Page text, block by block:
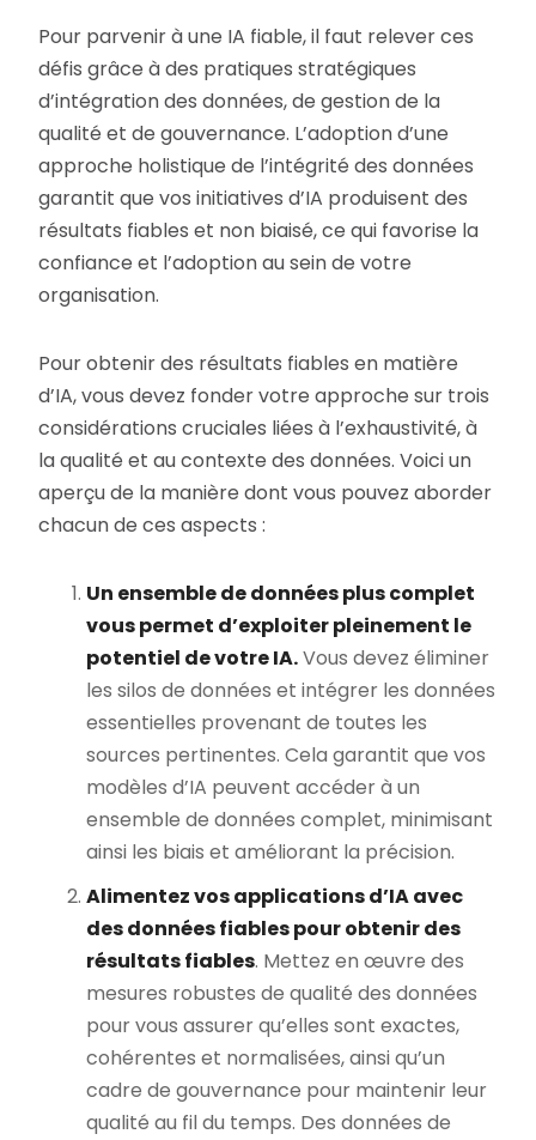
Pour parvenir à une IA fiable, il faut relever ces
défis grâce à des pratiques stratégiques
d’intégration des données, de gestion de la
qualité et de gouvernance. L’adoption d’une
approche holistique de l’intégrité des données
garantit que vos initiatives d’IA produisent des
résultats fiables et non biaisé, ce qui favorise la
confiance et l’adoption au sein de votre
organisation.
Pour obtenir des résultats fiables en matière
d’IA, vous devez fonder votre approche sur trois
considérations cruciales liées à l’exhaustivité, à
la qualité et au contexte des données. Voici un
aperçu de la manière dont vous pouvez aborder
chacun de ces aspects :
Un ensemble de données plus complet
vous permet d’exploiter pleinement le
potentiel de votre IA.Vous devez éliminer
les silos de données et intégrer les données
essentielles provenant de toutes les
sources pertinentes. Cela garantit que vos
modèles d’IA peuvent accéder à un
ensemble de données complet, minimisant
ainsi les biais et améliorant la précision.
Alimentez vos applications d’IA avec
des données fiables pour obtenir des
résultats fiables. Mettez en œuvre des
mesures robustes de qualité des données
pour vous assurer qu’elles sont exactes,
cohérentes et normalisées, ainsi qu’un
cadre de gouvernance pour maintenir leur
qualité au fil du temps. Des données de